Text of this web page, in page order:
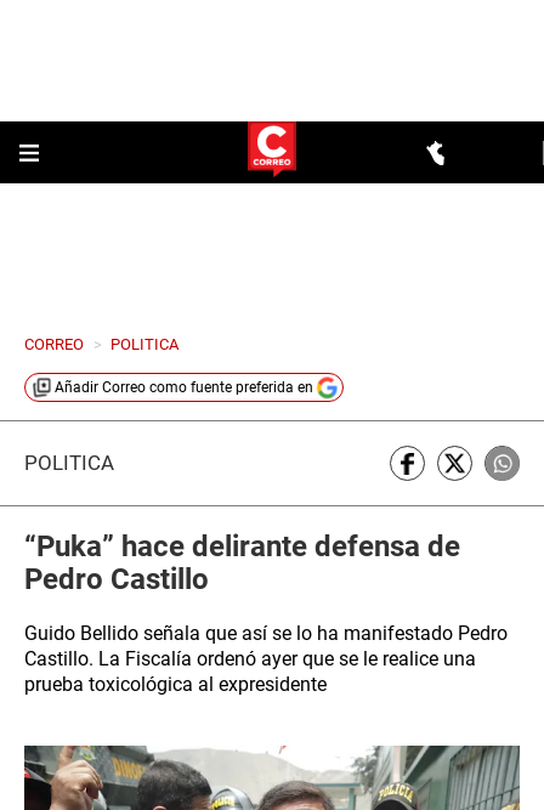
CORREO > POLITICA
Añadir Correo como fuente preferida en
POLÍTICA
“Puka” hace delirante defensa de
Pedro Castillo
Guido Bellido señala que así se lo ha manifestado Pedro
Castillo. La Fiscalía ordenó ayer que se le realice una
prueba toxicológica al expresidente